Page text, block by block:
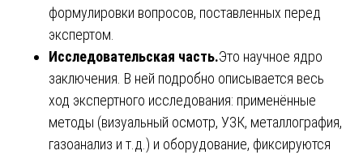
формулировки вопросов, поставленных перед
экспертом.
Исследовательская часть.Это научное ядро
заключения. В ней подробно описывается весь
ход экспертного исследования: применённые
методы (визуальный осмотр, УЗК, металлография,
газоанализ и т.д.) и оборудование, фиксируются